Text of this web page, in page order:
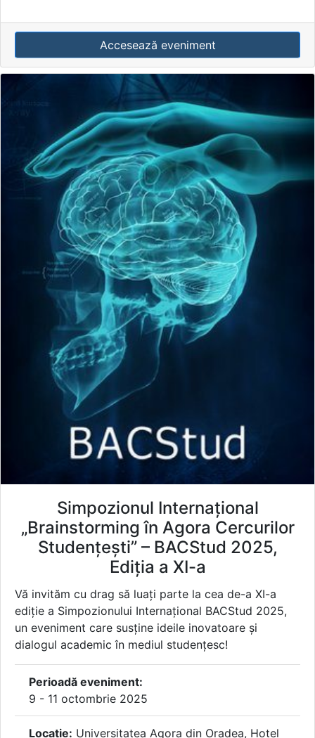
Accesează eveniment
Simpozionul Internațional
„Brainstorming în Agora Cercurilor
Studențești” – BACStud 2025,
Ediția a XI-a
Vă invităm cu drag să luați parte la cea de-a XI-a
ediție a Simpozionului Internațional BACStud 2025,
un eveniment care susține ideile inovatoare și
dialogul academic în mediul studențesc!
Perioadă eveniment:
9 - 11 octombrie 2025
Locație: Universitatea Agora din Oradea, Hotel